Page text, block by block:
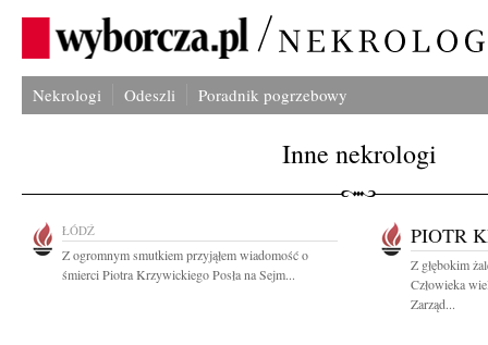
Nekrologi Odeszli Poradnik pogrzebowy
Inne nekrologi
ŁÓDŹ
Z ogromnym smutkiem przyjąłem wiadomość o
śmierci Piotra Krzywickiego Posła na Sejm...
PIOTR
Z głębokim
Człowieka
Zarząd...